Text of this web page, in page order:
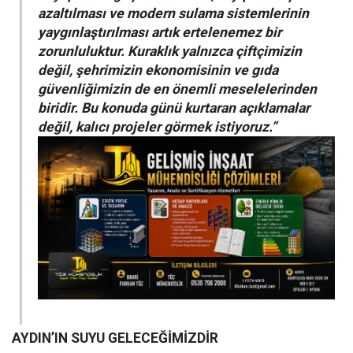
azaltılması ve modern sulama sistemlerinin
yaygınlaştırılması artık ertelenemez bir
zorunluluktur. Kuraklık yalnızca çiftçimizin
değil, şehrimizin ekonomisinin ve gıda
güvenliğimizin de en önemli meselelerinden
biridir. Bu konuda günü kurtaran açıklamalar
değil, kalıcı projeler görmek istiyoruz.”
AYDIN’IN SUYU GELECEĞİMİZDİR